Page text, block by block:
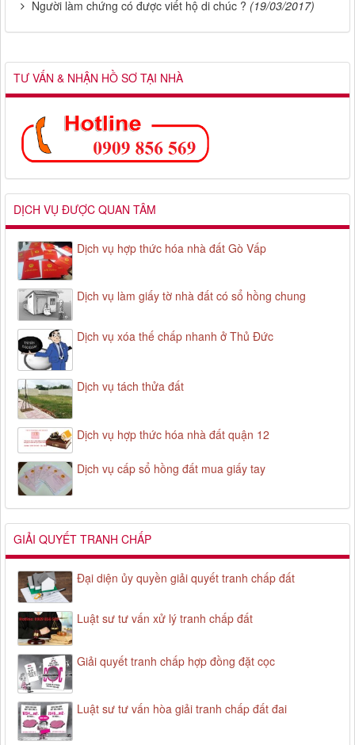
Người làm chứng có được viết hộ di chúc ? (19/03/2017)
TƯ VẤN & NHẬN HỒ SƠ TẠI NHÀ
DỊCH VỤ ĐƯỢC QUAN TÂM
Dịch vụ hợp thức hóa nhà đất Gò Vấp
Dịch vụ làm giấy tờ nhà đất có sổ hồng chung
Dịch vụ xóa thế chấp nhanh ở Thủ Đức
Dịch vụ tách thửa đất
Dịch vụ hợp thức hóa nhà đất quận 12
Dịch vụ cấp sổ hồng đất mua giấy tay
GIẢI QUYẾT TRANH CHẤP
Đại diện ủy quyền giải quyết tranh chấp đất
Luật sư tư vấn xử lý tranh chấp đất
Giải quyết tranh chấp hợp đồng đặt cọc
Luật sư tư vấn hòa giải tranh chấp đất đai